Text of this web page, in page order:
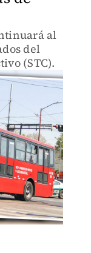
al
del
(STC).